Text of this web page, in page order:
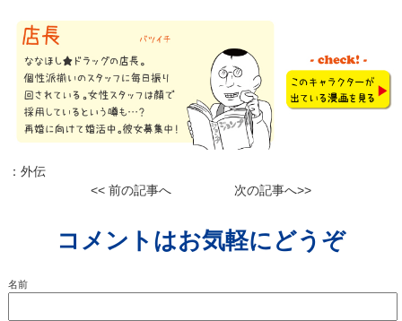
： 外伝
<< 前の記事へ
次の記事へ>>
コメントはお気軽にどうぞ
名前